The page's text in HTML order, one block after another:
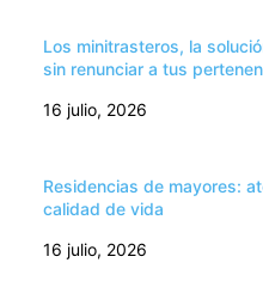
Los minitrasteros, la
sin renunciar a tus
16 julio, 2026
Residencias de mayores:
calidad de vida
16 julio, 2026